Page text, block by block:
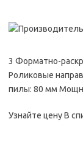
3 Форматно-
Роликовые
пилы: 80 мм
Узнайте цену В